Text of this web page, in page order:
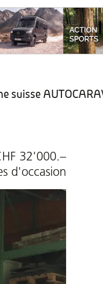
suisse
32'000.–
d'occasion